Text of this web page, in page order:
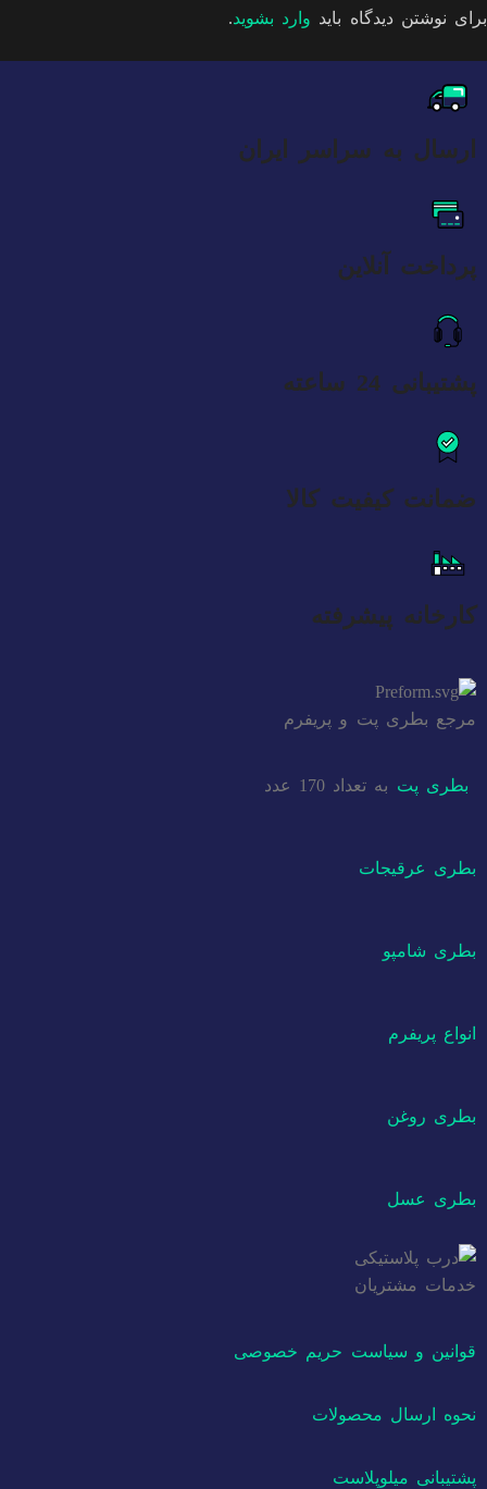
برای نوشتن دیدگاه باید وارد بشوید.
ارسال به سراسر ایران
پرداخت آنلاین
پشتیبانی 24 ساعته
ضمانت کیفیت کالا
کارخانه پیشرفته
مرجع بطری پت و پریفرم
بطری پت به تعداد 170 عدد
بطری عرقیجات
بطری شامپو
انواع پریفرم
بطری روغن
بطری عسل
خدمات مشتریان
قوانین و سیاست حریم خصوصی
نحوه ارسال محصولات
پشتیبانی میلوپلاست